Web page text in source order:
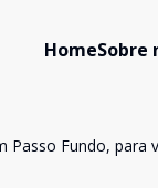
HomeSobre
Passo Fundo, para